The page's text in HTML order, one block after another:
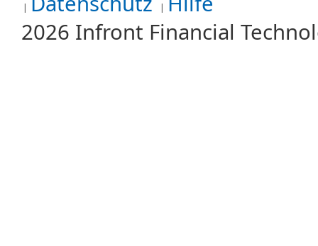
2026 Infront Financial